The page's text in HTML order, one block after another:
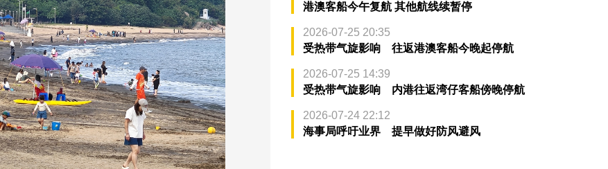
港澳客船今午复航 其他航线续暂停
2026-07-25 20:35
受热带气旋影响 往返港澳客船今晚起停航
2026-07-25 14:39
受热带气旋影响 内港往返湾仔客船傍晚停航
2026-07-24 22:12
海事局呼吁业界 提早做好防风避风